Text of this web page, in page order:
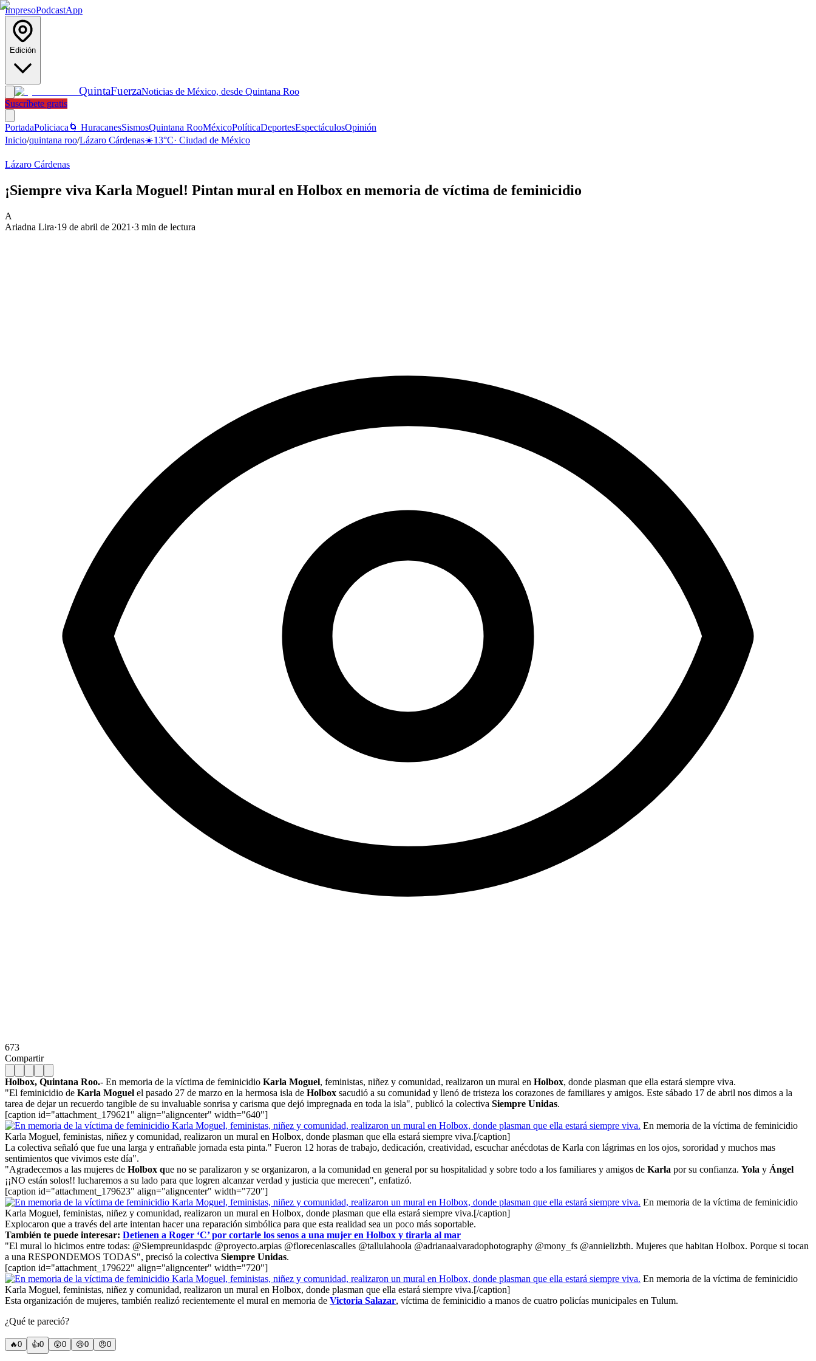
ImpresoPodcastApp
Edición
QuintaFuerzaNoticias de México, desde Quintana Roo
Suscríbete gratis
PortadaPoliciaca 🌀 HuracanesSismosQuintana RooMéxicoPolíticaDeportesEspectáculosOpinión
Inicio/quintana roo/Lázaro Cárdenas☀️13°C· Ciudad de México
Lázaro Cárdenas
¡Siempre viva Karla Moguel! Pintan mural en Holbox en memoria de víctima de feminicidio
A
Ariadna Lira·19 de abril de 2021 ·3 min de lectura
673
Compartir
Holbox, Quintana Roo.- En memoria de la víctima de feminicidio Karla Moguel, feministas, niñez y comunidad, realizaron un mural en Holbox, donde plasman que ella estará siempre viva.
"El feminicidio de Karla Moguel el pasado 27 de marzo en la hermosa isla de Holbox sacudió a su comunidad y llenó de tristeza los corazones de familiares y amigos. Este sábado 17 de abril nos dimos a la
tarea de dejar un recuerdo tangible de su invaluable sonrisa y carisma que dejó impregnada en toda la isla", publicó la colectiva Siempre Unidas.
[caption id="attachment_179621" align="aligncenter" width="640"]
En memoria de la víctima de feminicidio
Karla Moguel, feministas, niñez y comunidad, realizaron un mural en Holbox, donde plasman que ella estará siempre viva.[/caption]
La colectiva señaló que fue una larga y entrañable jornada esta pinta." Fueron 12 horas de trabajo, dedicación, creatividad, escuchar anécdotas de Karla con lágrimas en los ojos, sororidad y muchos mas
sentimientos que vivimos este día".
"Agradecemos a las mujeres de Holbox que no se paralizaron y se organizaron, a la comunidad en general por su hospitalidad y sobre todo a los familiares y amigos de Karla por su confianza. Yola y Ángel
¡¡NO están solos!! lucharemos a su lado para que logren alcanzar verdad y justicia que merecen", enfatizó.
[caption id="attachment_179623" align="aligncenter" width="720"]
En memoria de la víctima de feminicidio
Karla Moguel, feministas, niñez y comunidad, realizaron un mural en Holbox, donde plasman que ella estará siempre viva.[/caption]
Explocaron que a través del arte intentan hacer una reparación simbólica para que esta realidad sea un poco más soportable.
También te puede interesar: Detienen a Roger ‘C’ por cortarle los senos a una mujer en Holbox y tirarla al mar
"El mural lo hicimos entre todas: @Siempreunidaspdc @proyecto.arpias @florecenlascalles @tallulahoola @adrianaalvaradophotography @mony_fs @annielizbth. Mujeres que habitan Holbox. Porque si tocan
a una RESPONDEMOS TODAS", precisó la colectiva Siempre Unidas.
[caption id="attachment_179622" align="aligncenter" width="720"]
En memoria de la víctima de feminicidio
Karla Moguel, feministas, niñez y comunidad, realizaron un mural en Holbox, donde plasman que ella estará siempre viva.[/caption]
Esta organización de mujeres, también realizó recientemente el mural en memoria de Victoria Salazar, víctima de feminicidio a manos de cuatro policías municipales en Tulum.
¿Qué te pareció?
🔥0 👍0 😲0 😢0 😠0